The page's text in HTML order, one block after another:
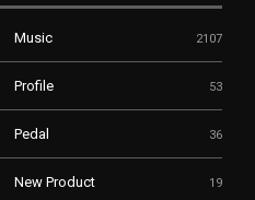
Music 2107
Profile 53
Pedal 36
New Product 19